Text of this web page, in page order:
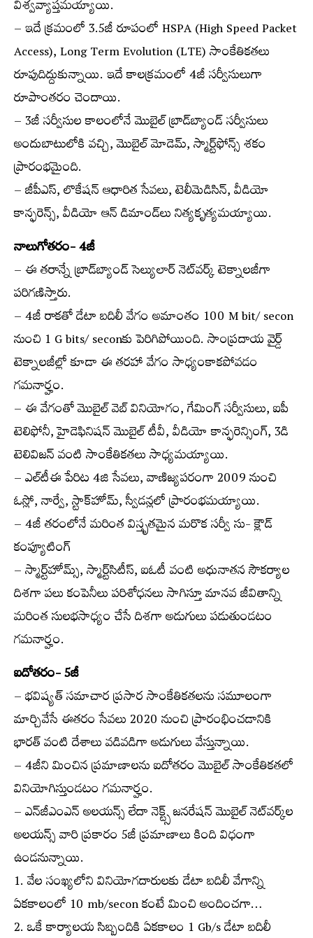
విశ్వవ్యాప్తమయ్యాయి.
– ఇదే క్రమంలో 3.5జీ రూపంలో HSPA (High Speed Packet
Access), Long Term Evolution (LTE) సాంకేతికతలు
రూపుదిద్దుకున్నాయి. ఇదే కాలక్రమంలో 4జీ సర్వీసులుగా
రూపాంతరం చెందాయి.
– 3జీ సర్వీసుల కాలంలోనే మొబైల్ బ్రాడ్‌బ్యాండ్ సర్వీసులు
అందుబాటులోకి వచ్చి, మొబైల్ మోడెమ్, స్మార్ట్‌ఫోన్స్ శకం
ప్రారంభమైంది.
– జీపీఎస్, లొకేషన్ ఆధారిత సేవలు, టెలీమెడిసిన్, వీడియో
కాన్ఫరెన్స్, వీడియో ఆన్ డిమాండ్‌లు నిత్యకృత్యమయ్యాయి.
నాలుగోతరం- 4జీ
– ఈ తరాన్నే బ్రాడ్‌బ్యాండ్ సెల్యులార్ నెట్‌వర్క్ టెక్నాలజీగా
పరిగణిస్తారు.
– 4జీ రాకతో డేటా బదిలీ వేగం అమాంతం 100 M bit/ secon
నుంచి 1 G bits/ seconకు పెరిగిపోయింది. సాంప్రదాయ వైర్డ్
టెక్నాలజీల్లో కూడా ఈ తరహా వేగం సాధ్యంకాకపోవడం
గమనార్హం.
– ఈ వేగంతో మొబైల్ వెబ్ వినియోగం, గేమింగ్ సర్వీసులు, ఐపీ
టెలిఫోనీ, హైడెఫినిషన్ మొబైల్ టీవీ, వీడియో కాన్ఫరెన్సింగ్, 3డి
టెలివిజన్ వంటి సాంకేతికతలు సాధ్యమయ్యాయి.
– ఎల్‌టీఈ పేరిట 4జి సేవలు, వాణిజ్యపరంగా 2009 నుంచి
ఓస్లో, నార్వే, స్టాక్‌హోమ్, స్వీడన్లలో ప్రారంభమయ్యాయి.
– 4జీ తరంలోనే మరింత విస్తృతమైన మరొక సర్వీ సు- క్లౌడ్
కంప్యూటింగ్
– స్మార్ట్‌హోమ్స్, స్మార్ట్‌సిటీస్, ఐఓటీ వంటి అధునాతన సౌకర్యాల
దిశగా పలు కంపెనీలు పరిశోధనలు సాగిస్తూ మానవ జీవితాన్ని
మరింత సులభసాధ్యం చేసే దిశగా అడుగులు పడుతుండటం
గమనార్హం.
ఐదోతరం- 5జీ
– భవిష్యత్ సమాచార ప్రసార సాంకేతికతలను సమూలంగా
మార్చివేసే ఈతరం సేవలు 2020 నుంచి ప్రారంభించడానికి
భారత్ వంటి దేశాలు వడివడిగా అడుగులు వేస్తున్నాయి.
– 4జీని మించిన ప్రమాణాలను ఐదోతరం మొబైల్ సాంకేతికతలో
వినియోగిస్తుండటం గమనార్హం.
– ఎన్‌జీఎంఎన్ అలయన్స్ లేదా నెక్ట్స్ జనరేషన్ మొబైల్ నెట్‌వర్క్‌ల
అలయన్స్ వారి ప్రకారం 5జీ ప్రమాణాలు కింది విధంగా
ఉండనున్నాయి.
1. వేల సంఖ్యలోని వినియోగదారులకు డేటా బదిలీ వేగాన్ని
ఏకకాలంలో 10 mb/secon కంటే మించి అందించగా…
2. ఒకే కార్యాలయ సిబ్బందికి ఏకకాలం 1 Gb/s డేటా బదిలీ